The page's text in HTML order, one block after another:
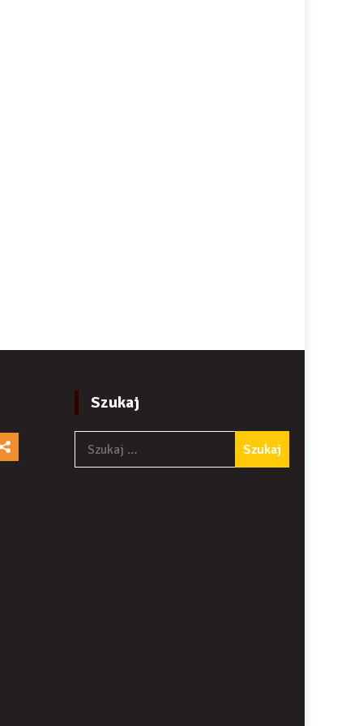
Szukaj